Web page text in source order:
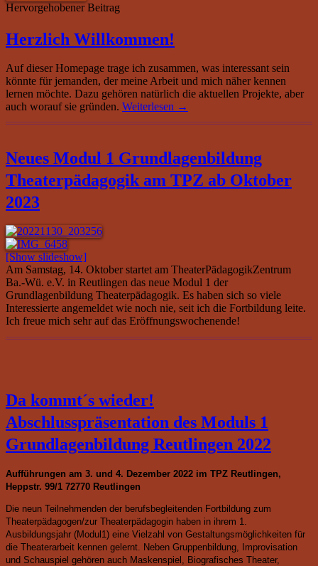
Hervorgehobener Beitrag
Herzlich Willkommen!
Auf dieser Homepage trage ich zusammen, was interessant sein
könnte für jemanden, der meine Arbeit und mich näher kennen
lernen möchte. Dazu gehören natürlich die aktuellen Projekte, aber
auch worauf sie gründen. Weiterlesen →
Neues Modul 1 Grundlagenbildung
Theaterpädagogik am TPZ ab Oktober
2023
[Show slideshow]
Am Samstag, 14. Oktober startet am TheaterPädagogikZentrum
Ba.-Wü. e.V. in Reutlingen das neue Modul 1 der
Grundlagenbildung Theaterpädagogik. Es haben sich so viele
Interessierte angemeldet wie noch nie, seit ich die Fortbildung leite.
Ich freue mich sehr auf das Eröffnungswochenende!
Da kommt´s wieder!
Abschlusspräsentation des Moduls 1
Grundlagenbildung Reutlingen 2022
Aufführungen am 3. und 4. Dezember 2022 im TPZ Reutlingen,
Heppstr. 99/1 72770 Reutlingen
Die neun Teilnehmenden der berufsbegleitenden Fortbildung zum
Theaterpädagogen/zur Theaterpädagogin haben in ihrem 1.
Ausbildungsjahr (Modul1) eine Vielzahl von Gestaltungsmöglichkeiten für
die Theaterarbeit kennen gelernt. Neben Gruppenbildung, Improvisation
und Schauspiel gehören auch Maskenspiel, Biografisches Theater,